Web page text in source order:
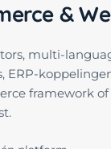
&
multi-
ERP-
framework